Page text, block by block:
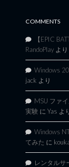
COMMENTS
【EPIC
RandoPlay より
Windows
jack より
MSU ファ
実験 に Yas よ
Windows
てみた に
レンタルサ